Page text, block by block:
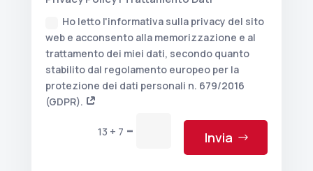
Ho letto l'informativa sulla privacy del sito
web e acconsento alla memorizzazione e al
trattamento dei miei dati, secondo quanto
stabilito dal regolamento europeo per la
protezione dei dati personali n. 679/2016
(GDPR).
13 + 7 = Invia